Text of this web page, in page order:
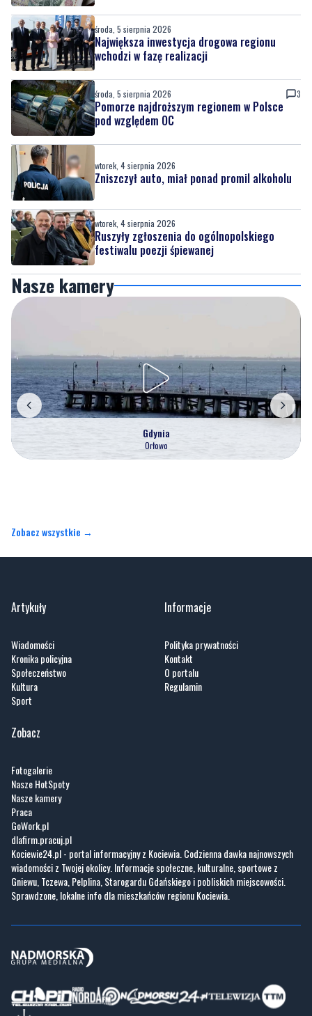
środa, 5 sierpnia 2026
Największa inwestycja drogowa regionu
wchodzi w fazę realizacji
środa, 5 sierpnia 2026 3
Pomorze najdroższym regionem w Polsce
pod względem OC
wtorek, 4 sierpnia 2026
Zniszczył auto, miał ponad promil alkoholu
wtorek, 4 sierpnia 2026
Ruszyły zgłoszenia do ogólnopolskiego
festiwalu poezji śpiewanej
Nasze kamery
Gdynia
Orłowo
Zobacz wszystkie →
Artykuły
Wiadomości
Kronika policyjna
Społeczeństwo
Kultura
Sport
Informacje
Polityka prywatności
Kontakt
O portalu
Regulamin
Zobacz
Fotogalerie
Nasze HotSpoty
Nasze kamery
Praca
GoWork.pl
dlafirm.pracuj.pl
Kociewie24.pl - portal informacyjny z Kociewia. Codzienna dawka najnowszych
wiadomości z Twojej okolicy. Informacje społeczne, kulturalne, sportowe z
Gniewu, Tczewa, Pelplina, Starogardu Gdańskiego i pobliskich miejscowości.
Sprawdzone, lokalne info dla mieszkańców regionu Kociewia.